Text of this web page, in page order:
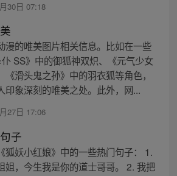
30日 07:18
漫的唯美图片相关信息。比如在一些
SS》中的御狐神双炽、《元气少女
滑头鬼之孙》中的羽衣狐等角色，
印象深刻的唯美之处。此外，网...
27日 17:06
子
狐妖小红娘》中的一些热门句子： 1.
姐，今生我是你的道士哥哥。 2. 我把